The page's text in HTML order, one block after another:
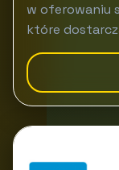
w oferowaniu
które